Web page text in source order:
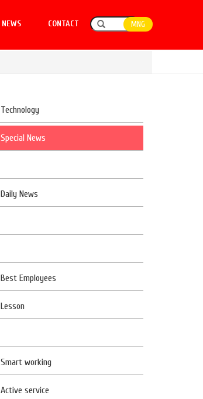
NEWS CONTACT MNG
Technology
Special News
Daily News
Best Employees
Lesson
Smart working
Active service